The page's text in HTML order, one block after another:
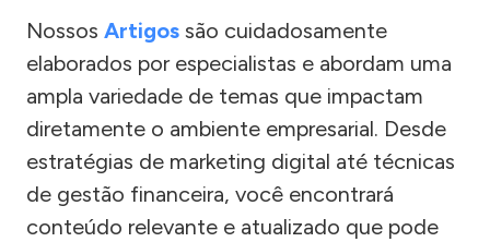
Nossos Artigos são cuidadosamente
elaborados por especialistas e abordam uma
ampla variedade de temas que impactam
diretamente o ambiente empresarial. Desde
estratégias de marketing digital até técnicas
de gestão financeira, você encontrará
conteúdo relevante e atualizado que pode